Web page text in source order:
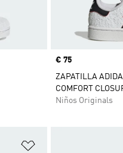
Precio
€ 75
ZAPATILLA
COMFORT
Niños Originals